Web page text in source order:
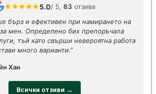
5.0/ 5, 83 отзива
бърз и ефективен при намирането на
мен. Определено бих препоръчала
тъй като свърши невероятна работа
много варианти.”
Хан
Всички отзиви →